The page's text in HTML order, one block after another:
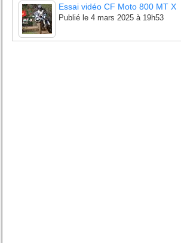
Essai vidéo CF Moto 800 MT X
Publié le 4 mars 2025 à 19h53